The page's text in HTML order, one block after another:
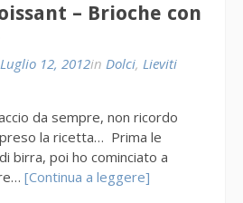
– Brioche con
Luglio 12, 2012in Dolci, Lieviti
da sempre, non ricordo
la ricetta… Prima le
birra, poi ho cominciato a
[Continua a leggere]